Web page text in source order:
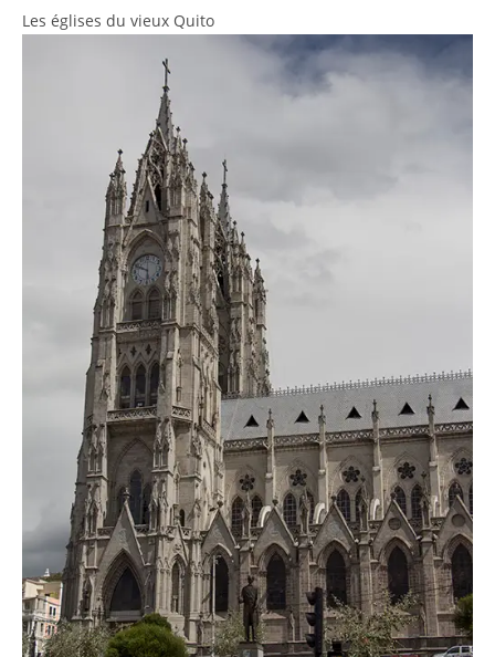
Les églises du vieux Quito